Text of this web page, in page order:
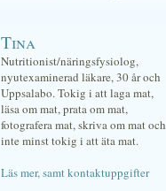
Tina
Nutritionist/näringsfysiolog,
nyutexaminerad läkare, 30 år och
Uppsalabo. Tokig i att laga mat,
läsa om mat, prata om mat,
fotografera mat, skriva om mat och
inte minst tokig i att äta mat.
Läs mer, samt kontaktuppgifter